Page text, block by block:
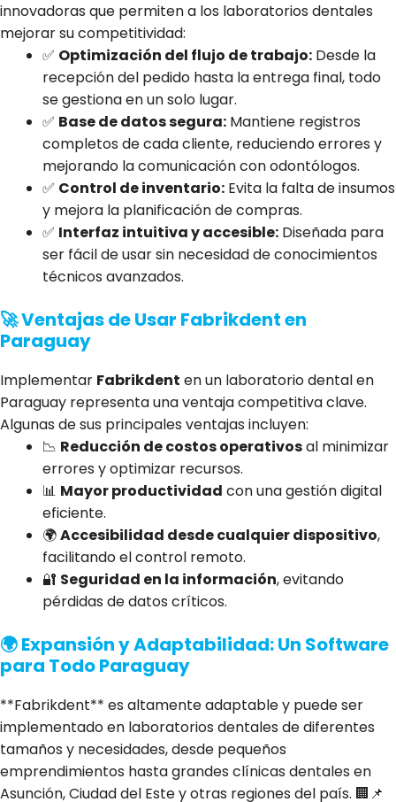
innovadoras que permiten a los laboratorios dentales
mejorar su competitividad:
✅ Optimización del flujo de trabajo: Desde la
recepción del pedido hasta la entrega final, todo
se gestiona en un solo lugar.
✅ Base de datos segura: Mantiene registros
completos de cada cliente, reduciendo errores y
mejorando la comunicación con odontólogos.
✅ Control de inventario: Evita la falta de insumos
y mejora la planificación de compras.
✅ Interfaz intuitiva y accesible: Diseñada para
ser fácil de usar sin necesidad de conocimientos
técnicos avanzados.
🚀 Ventajas de Usar Fabrikdent en
Paraguay
Implementar Fabrikdent en un laboratorio dental en
Paraguay representa una ventaja competitiva clave.
Algunas de sus principales ventajas incluyen:
📉 Reducción de costos operativosal minimizar
errores y optimizar recursos.
📊 Mayor productividad con una gestión digital
eficiente.
🌍Accesibilidad desde cualquier dispositivo,
facilitando el control remoto.
🔐 Seguridad en la información, evitando
pérdidas de datos críticos.
🌍 Expansión y Adaptabilidad: Un Software
para Todo Paraguay
**Fabrikdent** es altamente adaptable y puede ser
implementado en laboratorios dentales de diferentes
tamaños y necesidades, desde pequeños
emprendimientos hasta grandes clínicas dentales en
Asunción, Ciudad del Este y otras regiones del país. 🏢📌